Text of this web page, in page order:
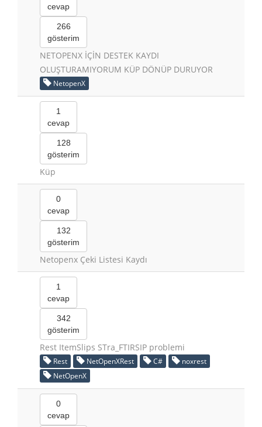
cevap
266
gösterim
NETOPENX İÇİN DESTEK KAYDI
OLUŞTURAMIYORUM KÜP DÖNÜP DURUYOR
NetopenX
1
cevap
128
gösterim
Küp
0
cevap
132
gösterim
Netopenx Çeki Listesi Kaydı
1
cevap
342
gösterim
Rest ItemSlips STra_FTIRSIP problemi
Rest NetOpenXRest C#
noxrest
NetOpenX
0
cevap